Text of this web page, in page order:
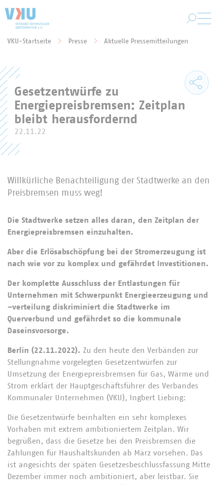
VKU-Startseite Presse Aktuelle Pressemitteilungen
Gesetzentwürfe zu
Energiepreisbremsen: Zeitplan
bleibt herausfordernd
22.11.22
Willkürliche Benachteiligung der Stadtwerke an den
Preisbremsen muss weg!
Die Stadtwerke setzen alles daran, den Zeitplan der
Energiepreisbremsen einzuhalten.
Aber die Erlösabschöpfung bei der Stromerzeugung ist
nach wie vor zu komplex und gefährdet Investitionen.
Der komplette Ausschluss der Entlastungen für
Unternehmen mit Schwerpunkt Energieerzeugung und
–verteilung diskriminiert die Stadtwerke im
Querverbund und gefährdet so die kommunale
Daseinsvorsorge.
Berlin (22.11.2022). Zu den heute den Verbänden zur
Stellungnahme vorgelegten Gesetzentwürfen zur
Umsetzung der Energiepreisbremsen für Gas, Wärme und
Strom erklärt der Hauptgeschäftsführer des Verbandes
Kommunaler Unternehmen (VKU), Ingbert Liebing:
Die Gesetzentwürfe beinhalten ein sehr komplexes
Vorhaben mit extrem ambitioniertem Zeitplan. Wir
begrüßen, dass die Gesetze bei den Preisbremsen die
Zahlungen für Haushaltskunden ab März vorsehen. Das
ist angesichts der späten Gesetzesbeschlussfassung Mitte
Dezember immer noch ambitioniert, aber leistbar. Sie